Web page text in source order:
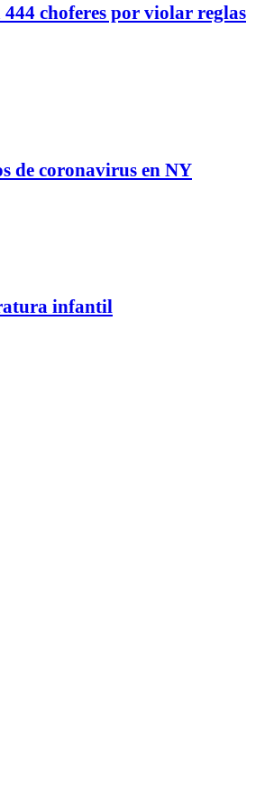
choferes por violar reglas
de coronavirus en NY
infantil